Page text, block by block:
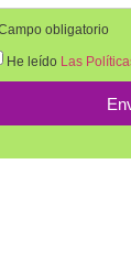
obligatorio
He leído Las